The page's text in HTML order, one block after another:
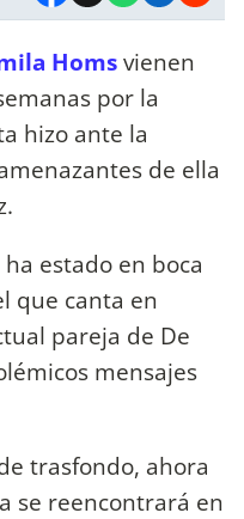
Homsvienen
por la
hizo ante la
de ella
estado en boca
que canta en
pareja de De
mensajes
trasfondo, ahora
se reencontrará en